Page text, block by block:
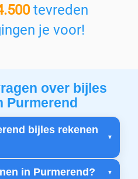
tevreden
je voor!
over bijles
Purmerend
bijles rekenen
in Purmerend?